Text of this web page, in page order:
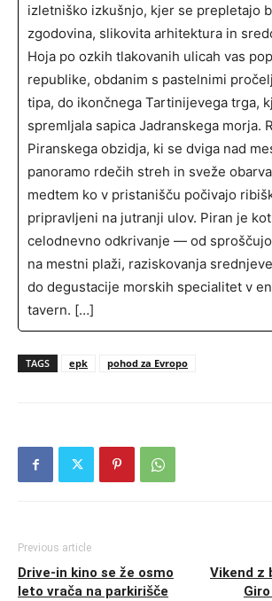
izletniško izkušnjo, kjer se prepletajo
zgodovina, slikovita arhitektura in
Hoja po ozkih tlakovanih ulicah vas
republike, obdanim s pastelnimi
tipa, do ikončnega Tartinijevega trga,
spremljala sapica Jadranskega morja.
Piranskega obzidja, ki se dviga nad
panoramo rdečih streh in sveže
medtem ko v pristanišču počivajo
pripravljeni na jutranji ulov. Piran je
celodnevno odkrivanje — od
na mestni plaži, raziskovanja
do degustacije morskih specialitet v
tavern. […]
TAGS epk pohod za Evropo
Previous article
Drive-in kino se že osmo
leto vrača na parkirišče
Vikend z